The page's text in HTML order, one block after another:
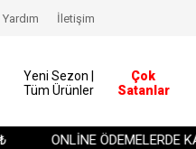
ONLİNE ÖDEMELERDE
Yardım İletişim
Yeni Sezon |
Tüm Ürünler
Çok
Satanlar